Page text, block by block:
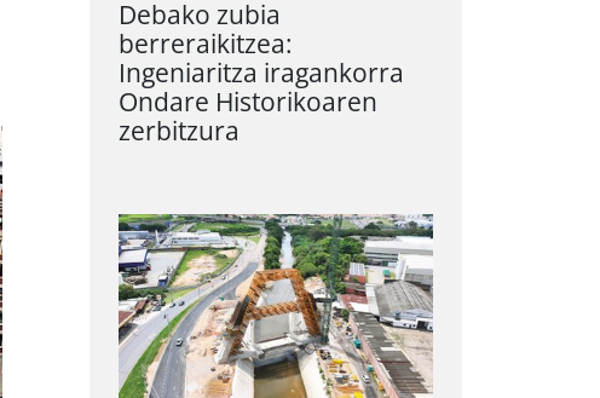
Debako zubia
berreraikitzea:
Ingeniaritza iragankorra
Ondare Historikoaren
zerbitzura